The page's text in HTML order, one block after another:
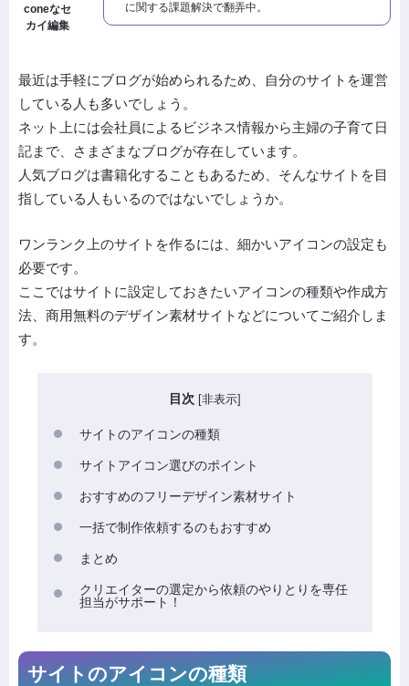
coneなセ
カイ編集
に関する課題解決で翻弄中。
最近は手軽にブログが始められるため、自分のサイトを運営
している人も多いでしょう。
ネット上には会社員によるビジネス情報から主婦の子育て日
記まで、さまざまなブログが存在しています。
人気ブログは書籍化することもあるため、そんなサイトを目
指している人もいるのではないでしょうか。
ワンランク上のサイトを作るには、細かいアイコンの設定も
必要です。
ここではサイトに設定しておきたいアイコンの種類や作成方
法、商用無料のデザイン素材サイトなどについてご紹介しま
す。
目次 [非表示]
サイトのアイコンの種類
サイトアイコン選びのポイント
おすすめのフリーデザイン素材サイト
一括で制作依頼するのもおすすめ
まとめ
クリエイターの選定から依頼のやりとりを専任
担当がサポート！
サイトのアイコンの種類